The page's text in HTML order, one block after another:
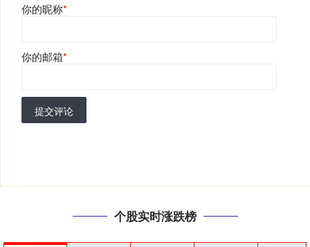
你的昵称*
你的邮箱*
提交评论
个股实时涨跌榜